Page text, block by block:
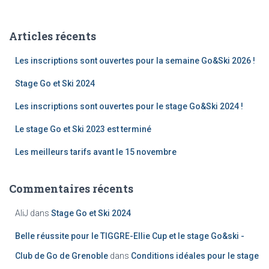
rArticles récents
Les inscriptions sont ouvertes pour la semaine Go&Ski 2026 !
Stage Go et Ski 2024
Les inscriptions sont ouvertes pour le stage Go&Ski 2024 !
Le stage Go et Ski 2023 est terminé
Les meilleurs tarifs avant le 15 novembre
Commentaires récents
AliJ dans Stage Go et Ski 2024
Belle réussite pour le TIGGRE-Ellie Cup et le stage Go&ski -
Club de Go de Grenoble dans Conditions idéales pour le stage